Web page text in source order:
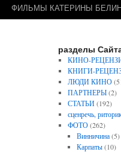
ФИЛЬМЫ КАТЕРИНЫ
разделы
КИНО-
КНИГИ-
ЛЮДИ КИНО
ПАРТНЕРЫ(2)
СТАТЬИ(192)
сценречь,
ФОТО(262)
Винничина(5)
Карпаты(10)